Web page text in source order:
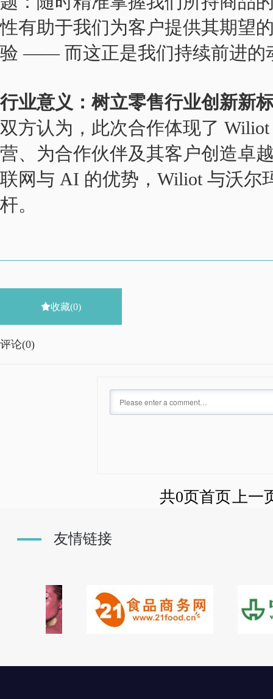
性有助于我们为客户提供其期望
验 —— 而这正是我们持续前进的
行业意义：树立零售行业创新新
双方认为，此次合作体现了
营、为合作伙伴及其客户创造卓
联网与 AI 的优势，Wiliot 与沃尔
杆。
收藏(0)
评论(0)
共0页首页上一
友情链接